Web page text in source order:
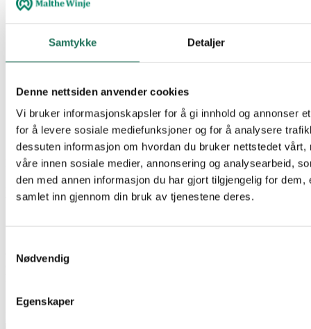
Samtykke Detaljer
Denne nettsiden anvender cookies
Vi bruker informasjonskapsler for å gi innhold og annonser
for å levere sosiale mediefunksjoner og for å analysere
dessuten informasjon om hvordan du bruker nettstedet vårt,
våre innen sosiale medier, annonsering og analysearbeid,
den med annen informasjon du har gjort tilgjengelig for dem,
samlet inn gjennom din bruk av tjenestene deres.
Nødvendig
Egenskaper
Nyhet
NegaWatt – en ny standard for
og datadrevet energieffektivisering som skal hjelpe
eiendomsbesittere over hele Norge med å redusere energiforbruk,
16.05.2026